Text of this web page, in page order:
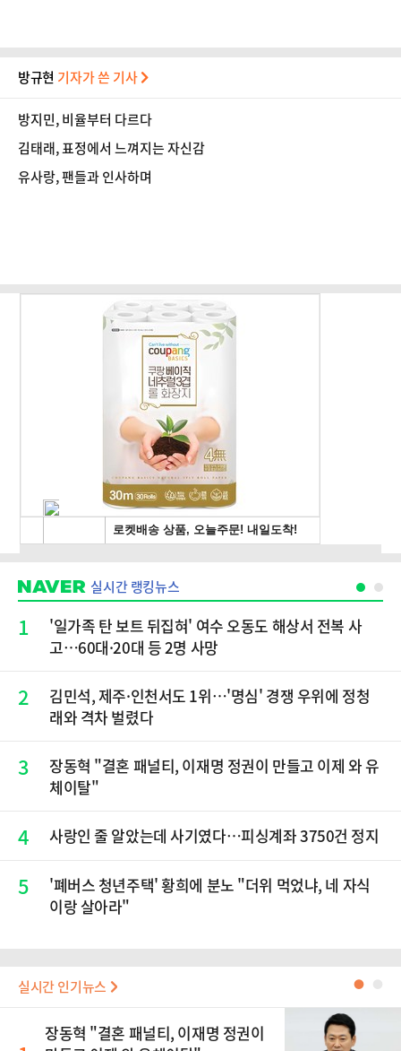
방규현 기자가 쓴 기사
방지민, 비율부터 다르다
김태래, 표정에서 느껴지는 자신감
유사랑, 팬들과 인사하며
실시간 랭킹뉴스
1
'일가족 탄 보트 뒤집혀' 여수 오동도 해상서 전복 사
고…60대·20대 등 2명 사망
2
김민석, 제주·인천서도 1위…'명심' 경쟁 우위에 정청
래와 격차 벌렸다
3
장동혁 "결혼 패널티, 이재명 정권이 만들고 이제 와 유
체이탈"
4 사랑인 줄 알았는데 사기였다…피싱계좌 3750건 정지
5
'폐버스 청년주택' 황희에 분노 "더위 먹었냐, 네 자식
이랑 살아라"
실시간 인기뉴스 ●
장동혁 "결혼 패널티, 이재명 정권이